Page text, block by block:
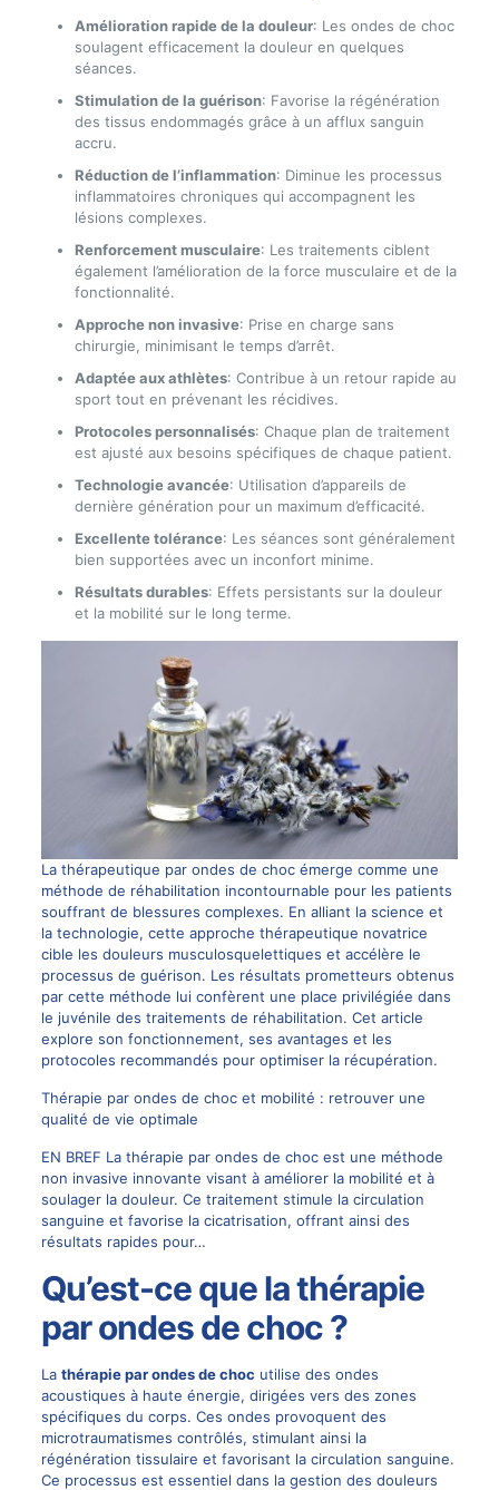
Amélioration rapide de la douleur: Les ondes de choc
soulagent efficacement la douleur en quelques
séances.
Stimulation de la guérison: Favorise la régénération
des tissus endommagés grâce à un afflux sanguin
accru.
Réduction de l’inflammation: Diminue les processus
inflammatoires chroniques qui accompagnent les
lésions complexes.
Renforcement musculaire: Les traitements ciblent
également l’amélioration de la force musculaire et de la
fonctionnalité.
Approche non invasive: Prise en charge sans
chirurgie, minimisant le temps d’arrêt.
Adaptée aux athlètes: Contribue à un retour rapide au
sport tout en prévenant les récidives.
Protocoles personnalisés: Chaque plan de traitement
est ajusté aux besoins spécifiques de chaque patient.
Technologie avancée: Utilisation d’appareils de
dernière génération pour un maximum d’efficacité.
Excellente tolérance: Les séances sont généralement
bien supportées avec un inconfort minime.
Résultats durables: Effets persistants sur la douleur
et la mobilité sur le long terme.
La thérapeutique par ondes de choc émerge comme une
méthode de réhabilitation incontournable pour les patients
souffrant de blessures complexes. En alliant la science et
la technologie, cette approche thérapeutique novatrice
cible les douleurs musculosquelettiques et accélère le
processus de guérison. Les résultats prometteurs obtenus
par cette méthode lui confèrent une place privilégiée dans
le juvénile des traitements de réhabilitation. Cet article
explore son fonctionnement, ses avantages et les
protocoles recommandés pour optimiser la récupération.
Thérapie par ondes de choc et mobilité : retrouver une
qualité de vie optimale
EN BREF La thérapie par ondes de choc est une méthode
non invasive innovante visant à améliorer la mobilité et à
soulager la douleur. Ce traitement stimule la circulation
sanguine et favorise la cicatrisation, offrant ainsi des
résultats rapides pour…
Qu’est-ce que la thérapie
par ondes de choc ?
La thérapie par ondes de choc utilise des ondes
acoustiques à haute énergie, dirigées vers des zones
spécifiques du corps. Ces ondes provoquent des
microtraumatismes contrôlés, stimulant ainsi la
régénération tissulaire et favorisant la circulation sanguine.
Ce processus est essentiel dans la gestion des douleurs